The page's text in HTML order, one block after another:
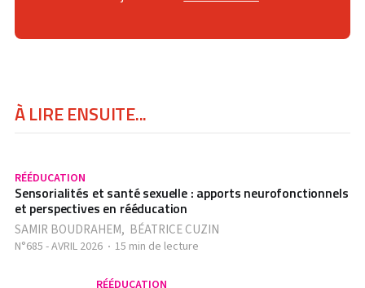
À LIRE ENSUITE...
RÉÉDUCATION
Sensorialités et santé sexuelle : apports neurofonctionnels
et perspectives en rééducation
SAMIR BOUDRAHEM, BÉATRICE CUZIN
N°685 - AVRIL 2026 15 min de lecture
RÉÉDUCATION